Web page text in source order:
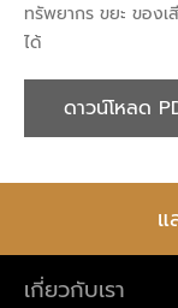
ทรัพยากร ขยะ ของเ
ได้
ดาวน์โหลด
แ
เกี่ยวกับเรา